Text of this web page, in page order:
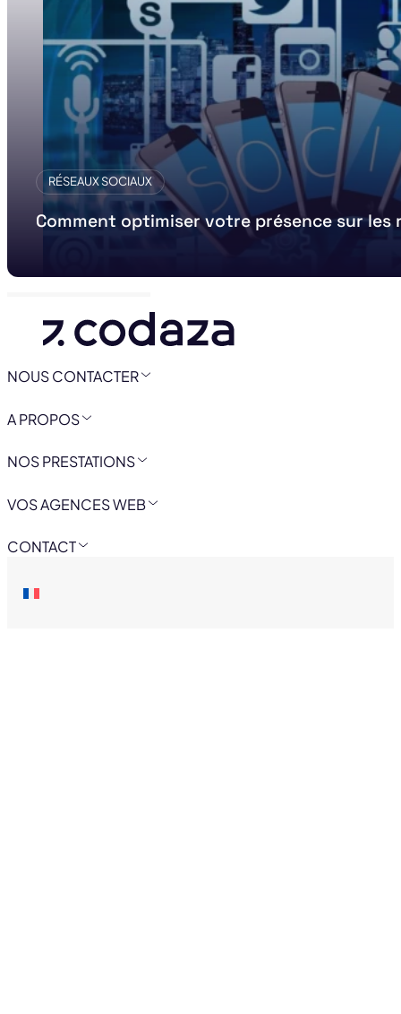
RÉSEAUX SOCIAUX
Comment optimiser votre présence sur les
NOUS CONTACTER
A PROPOS
NOS PRESTATIONS
VOS AGENCES WEB
CONTACT